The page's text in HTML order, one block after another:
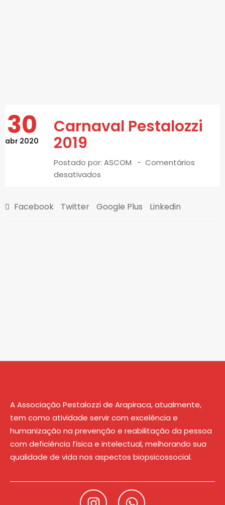
30
abr 2020
Carnaval Pestalozzi
2019
Postado por:ASCOM
Comentários
desativados
Facebook Twitter Google Plus Linkedin
A Associação Pestalozzi de Arapiraca, atualmente,
tem como atividade servir com excelência e
humanização na prevenção e reabilitação da pessoa
com deficiência física e intelectual, melhorando sua
qualidade de vida nos aspectos biopsicossocial.